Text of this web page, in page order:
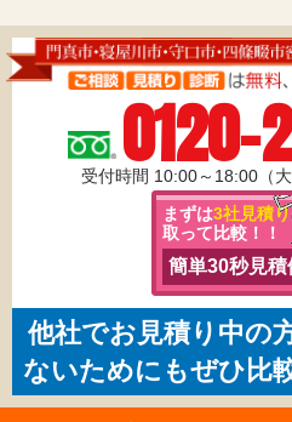
0120-
受付時間 10:00～18:00（
まずは3社見積り
取って比較！！
簡単30秒見積
他社でお見積り中の
ないためにもぜひ比